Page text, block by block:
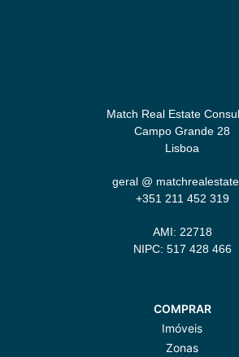
Match Real Estate
Campo Grande 28
Lisboa
geral @
+351 211 452 319
AMI: 22718
NIPC: 517 428 466
COMPRAR
Imóveis
Zonas